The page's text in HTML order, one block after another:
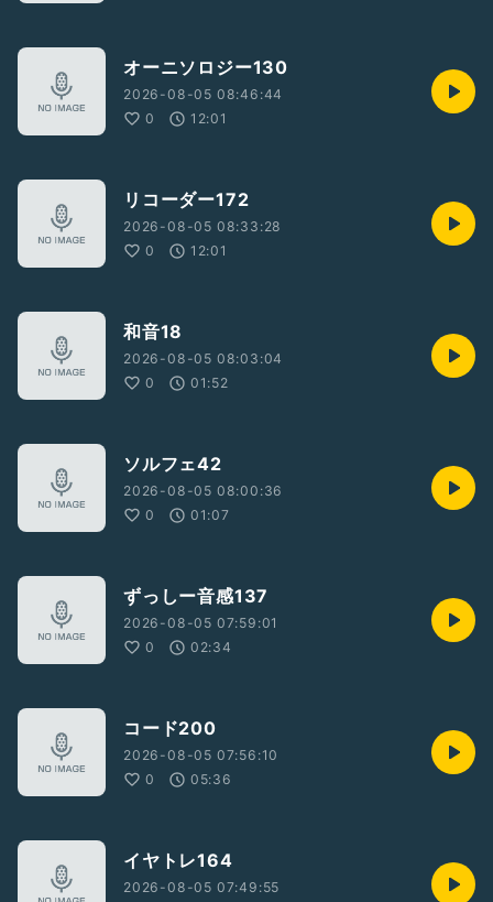
オーニソロジー130
2026-08-05 08:46:44
0
12:01
リコーダー172
2026-08-05 08:33:28
0
12:01
和音18
2026-08-05 08:03:04
0
01:52
ソルフェ42
2026-08-05 08:00:36
0
01:07
ずっしー音感137
2026-08-05 07:59:01
0
02:34
コード200
2026-08-05 07:56:10
0
05:36
イヤトレ164
2026-08-05 07:49:55